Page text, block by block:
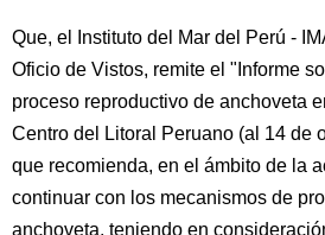
Que, el Instituto del Mar del Perú -
Oficio de Vistos, remite el "Informe
proceso reproductivo de anchoveta
Centro del Litoral Peruano (al 14 de
que recomienda, en el ámbito de la
continuar con los mecanismos de
anchoveta, teniendo en